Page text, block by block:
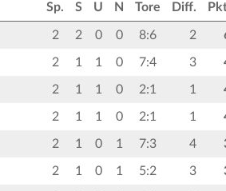
Sp. S U N Tore Diff.
2 2 0 0 8:6 2
2 1 1 0 7:4 3
2 1 1 0 2:1 1
2 1 1 0 2:1 1
2 1 0 1 7:3 4
2 1 0 1 5:2 3